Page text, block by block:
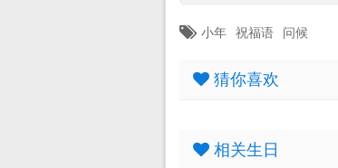
小年 祝福语 问候
猜你喜欢
相关生日